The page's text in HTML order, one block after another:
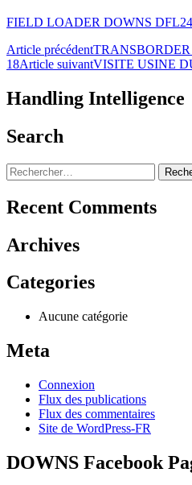
FIELD LOADER DOWNS
Navigation
des
articles
Article précédent
18Article suivantVISITE USINE
Handling Intelligence
Search
Rechercher :
Recent Comments
Archives
Categories
Aucune catégorie
Meta
Connexion
Flux des publications
Flux des commentaires
Site de WordPress-FR
DOWNS Facebook